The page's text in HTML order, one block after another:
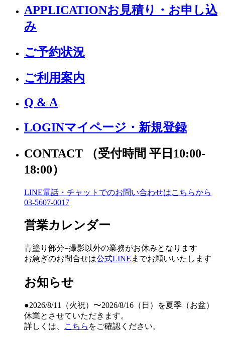
APPLICATIONお見積り・お申し込
み
ご予約状況
ご利用案内
Q & A
LOGINマイページ・新規登録
CONTACT
（受付時間 平日10:00-
18:00）
LINE電話・チャットでのお問い合わせはこちらから
03-5607-0017
営業カレンダー
青塗り 部分=撮影以外の業務がお休みとなります
お急ぎのお問合せは公式LINE までお願いいたします
お知らせ
●2026/8/11（火祝）〜2026/8/16（日）を夏季（お盆）
休業とさせていただきます。
詳しくは、
こちら をご確認ください。